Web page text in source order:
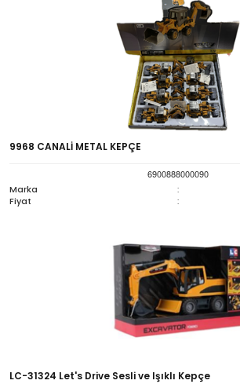
9968 CANALİ METAL KEPÇE
6900888000090
Marka
:
Fiyat :
LC-31324 Let's Drive Sesli ve Işıklı Kepçe